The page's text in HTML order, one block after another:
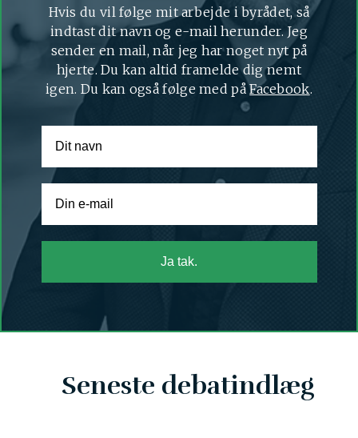
Hvis du vil følge mit arbejde i byrådet, så
indtast dit navn og e-mail herunder. Jeg
sender en mail, når jeg har noget nyt på
hjerte. Du kan altid framelde dig nemt
igen. Du kan også følge med påFacebook.
Ja tak.
Seneste debatindlæg